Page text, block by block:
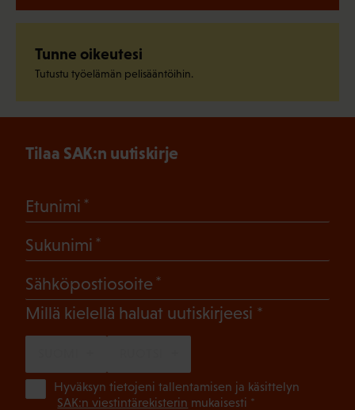
Tunne oikeutesi
Tutustu työelämän pelisääntöihin.
Tilaa SAK:n uutiskirje
Etunimi
Sukunimi
Sähköpostiosoite
Millä kielellä haluat uutiskirjeesi (Pakollinen)
Hyväksyn tietojeni tallentamisen ja käsittelyn
SAK:n viestintärekisterin mukaisesti *